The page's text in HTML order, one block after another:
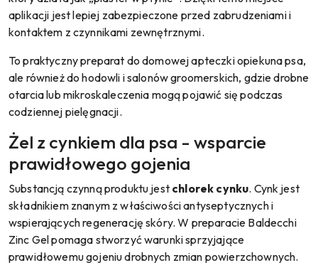
aplikacji jest lepiej zabezpieczone przed zabrudzeniami i
kontaktem z czynnikami zewnętrznymi.
To praktyczny preparat do domowej apteczki opiekuna psa,
ale również do hodowli i salonów groomerskich, gdzie drobne
otarcia lub mikroskaleczenia mogą pojawić się podczas
codziennej pielęgnacji.
Żel z cynkiem dla psa - wsparcie
prawidłowego gojenia
Substancją czynną produktu jest chlorek cynku. Cynk jest
składnikiem znanym z właściwości antyseptycznych i
wspierających regenerację skóry. W preparacie Baldecchi
Zinc Gel pomaga stworzyć warunki sprzyjające
prawidłowemu gojeniu drobnych zmian powierzchownych.